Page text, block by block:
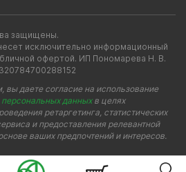
защищены.
исключительно информационный
офертой. ИП Пономарева Н. В.
вы даете согласие на использование
персональных данныхв целях
ретаргетинга, статистических
и предоставления релевантной
ваших предпочтений и интересов.